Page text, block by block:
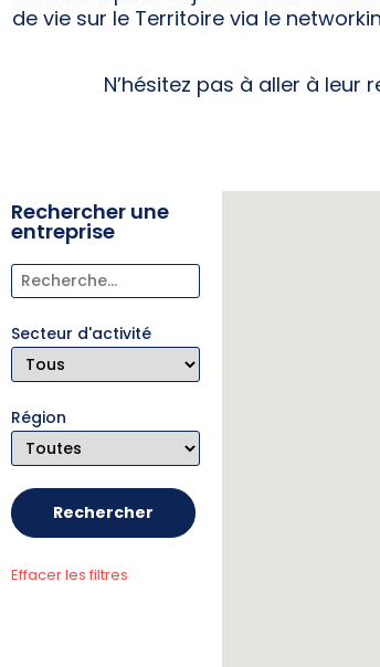
de vie sur le Territoire via le
N’hésitez pas à aller à leur
Rechercher une
entreprise
Secteur d'activité
Région
Effacer les filtres